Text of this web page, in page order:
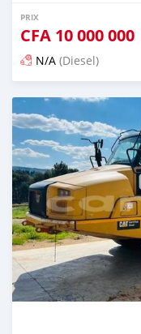
PRIX
CFA 10 000 000
N/A (Diesel)
Publié il y a plus de 2 ans